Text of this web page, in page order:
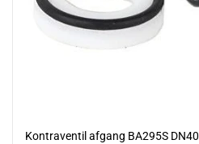
Kontraventil afgang BA295S DN40